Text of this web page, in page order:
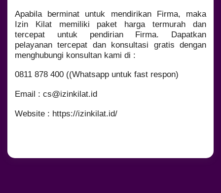
Apabila berminat untuk mendirikan Firma, maka
Izin Kilat memiliki paket harga termurah dan
tercepat untuk pendirian Firma. Dapatkan
pelayanan tercepat dan konsultasi gratis dengan
menghubungi konsultan kami di :
0811 878 400 ((Whatsapp untuk fast respon)
Email : cs@izinkilat.id
Website : https://izinkilat.id/